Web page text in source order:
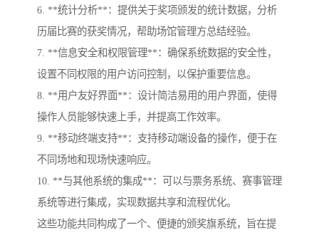
6. **统计分析**：提供关于奖项颁发的统计数据，分析
历届比赛的获奖情况，帮助场馆管理方总结经验。
7. **信息安全和权限管理**：确保系统数据的安全性，
设置不同权限的用户访问控制，以保护重要信息。
8. **用户友好界面**：设计简洁易用的用户界面，使得
操作人员能够快速上手，并提高工作效率。
9. **移动终端支持**：支持移动端设备的操作，便于在
不同场地和现场快速响应。
10. **与其他系统的集成**：可以与票务系统、赛事管理
系统等进行集成，实现数据共享和流程优化。
这些功能共同构成了一个、便捷的颁奖旗系统，旨在提